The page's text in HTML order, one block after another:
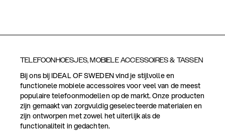
TELEFOONHOESJES, MOBIELE ACCESSOIRES & TASSEN
Bij ons bij IDEAL OF SWEDEN vind je stijlvolle en
functionele mobiele accessoires voor veel van de meest
populaire telefoonmodellen op de markt. Onze producten
zijn gemaakt van zorgvuldig geselecteerde materialen en
zijn ontworpen met zowel het uiterlijk als de
functionaliteit in gedachten.